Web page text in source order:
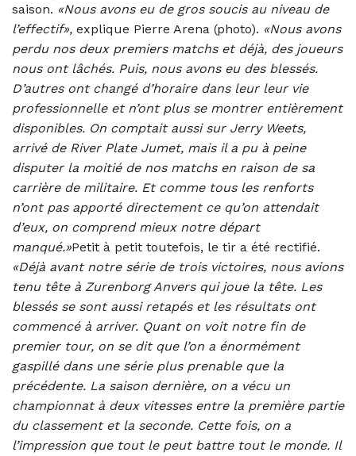
saison. «Nous avons eu de gros soucis au niveau de
l’effectif», explique Pierre Arena (photo). «Nous avons
perdu nos deux premiers matchs et déjà, des joueurs
nous ont lâchés. Puis, nous avons eu des blessés.
D’autres ont changé d’horaire dans leur leur vie
professionnelle et n’ont plus se montrer entièrement
disponibles. On comptait aussi sur Jerry Weets,
arrivé de River Plate Jumet, mais il a pu à peine
disputer la moitié de nos matchs en raison de sa
carrière de militaire. Et comme tous les renforts
n’ont pas apporté directement ce qu’on attendait
d’eux, on comprend mieux notre départ
manqué.»Petit à petit toutefois, le tir a été rectifié.
«Déjà avant notre série de trois victoires, nous avions
tenu tête à Zurenborg Anvers qui joue la tête. Les
blessés se sont aussi retapés et les résultats ont
commencé à arriver. Quant on voit notre fin de
premier tour, on se dit que l’on a énormément
gaspillé dans une série plus prenable que la
précédente. La saison dernière, on a vécu un
championnat à deux vitesses entre la première partie
du classement et la seconde. Cette fois, on a
l’impression que tout le peut battre tout le monde. Il